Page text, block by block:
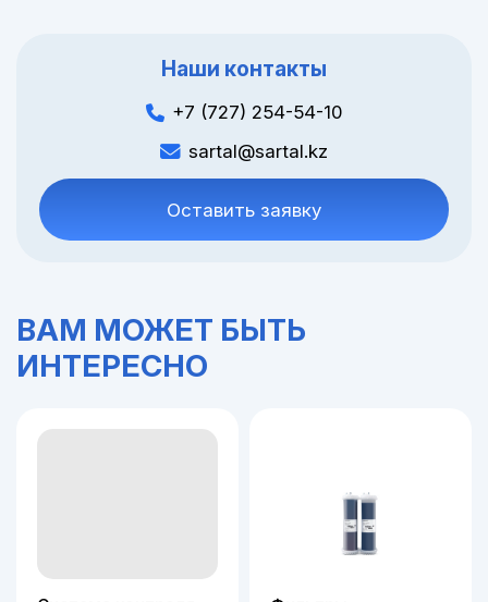
Наши контакты
+7 (727) 254-54-10
sartal@sartal.kz
Оставить заявку
ВАМ МОЖЕТ БЫТЬ
ИНТЕРЕСНО